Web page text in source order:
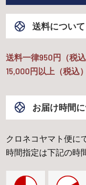
送料について
送料一律950円（税込
15,000円以上（税込）
お届け時間
クロネコヤマト便に
時間指定は下記の時